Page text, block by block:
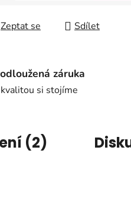
Zeptat se Sdílet
záruka
si stojíme
(2)